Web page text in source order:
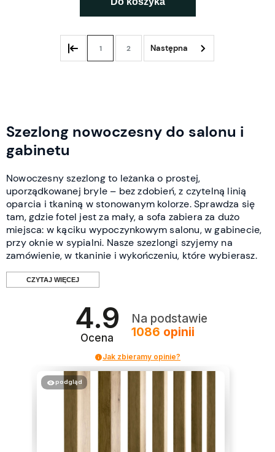
1 2
Szezlong nowoczesny do salonu i
gabinetu
Nowoczesny szezlong to leżanka o prostej,
uporządkowanej bryle – bez zdobień, z czytelną linią
oparcia i tkaniną w stonowanym kolorze. Sprawdza się
tam, gdzie fotel jest za mały, a sofa zabiera za dużo
miejsca: w kąciku wypoczynkowym salonu, w gabinecie,
przy oknie w sypialni. Nasze szezlongi szyjemy na
zamówienie, w tkaninie i wykończeniu, które wybierasz.
CZYTAJ WIĘCEJ
Co wyróżnia szezlong w stylu
nowoczesnym?
Nowoczesne szezlongi rozpoznasz po trzech rzeczach. Po
pierwsze – geometria: proste linie, wyraźnie zarysowane
krawędzie, brak falujących form i rzeźbionych
elementów. Po drugie – tkanina: gładkie welury, plecionki
i materiały strukturalne w kolorach ziemi, szarościach i
4.9
Ocena
Na podstawie
1086 opinii
Jak zbieramy opinie?
podgląd